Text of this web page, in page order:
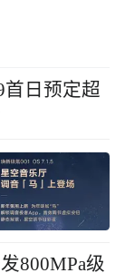
首日预定超
800MPa级